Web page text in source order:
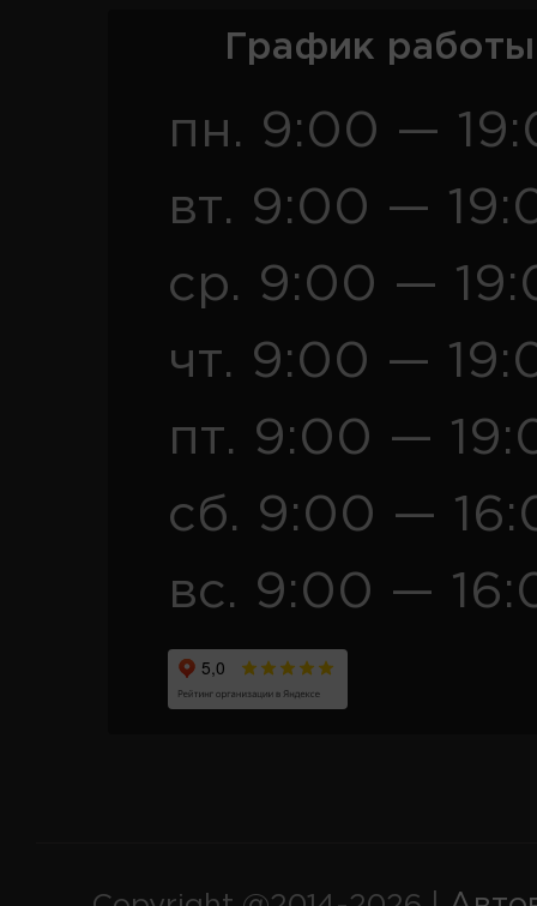
График
пн. 9:00 —
вт. 9:00 —
ср. 9:00 —
чт. 9:00 —
пт. 9:00 —
сб. 9:00 —
вс. 9:00 —